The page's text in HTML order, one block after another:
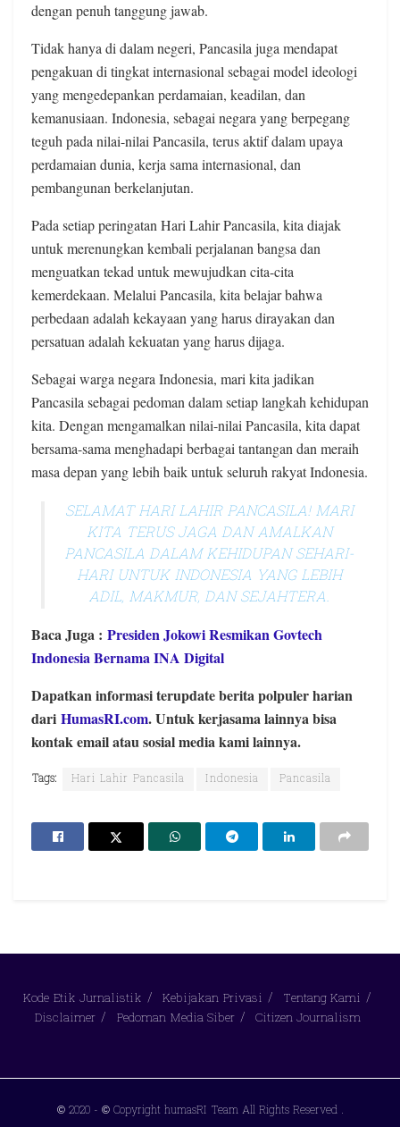
dengan penuh tanggung jawab.
Tidak hanya di dalam negeri, Pancasila juga mendapat
pengakuan di tingkat internasional sebagai model ideologi
yang mengedepankan perdamaian, keadilan, dan
kemanusiaan. Indonesia, sebagai negara yang berpegang
teguh pada nilai-nilai Pancasila, terus aktif dalam upaya
perdamaian dunia, kerja sama internasional, dan
pembangunan berkelanjutan.
Pada setiap peringatan Hari Lahir Pancasila, kita diajak
untuk merenungkan kembali perjalanan bangsa dan
menguatkan tekad untuk mewujudkan cita-cita
kemerdekaan. Melalui Pancasila, kita belajar bahwa
perbedaan adalah kekayaan yang harus dirayakan dan
persatuan adalah kekuatan yang harus dijaga.
Sebagai warga negara Indonesia, mari kita jadikan
Pancasila sebagai pedoman dalam setiap langkah kehidupan
kita. Dengan mengamalkan nilai-nilai Pancasila, kita dapat
bersama-sama menghadapi berbagai tantangan dan meraih
masa depan yang lebih baik untuk seluruh rakyat Indonesia.
SELAMAT HARI LAHIR PANCASILA! MARI
KITA TERUS JAGA DAN AMALKAN
PANCASILA DALAM KEHIDUPAN SEHARI-
HARI UNTUK INDONESIA YANG LEBIH
ADIL, MAKMUR, DAN SEJAHTERA.
Baca Juga : Presiden Jokowi Resmikan Govtech
Indonesia Bernama INA Digital
Dapatkan informasi terupdate berita polpuler harian
dari HumasRI.com. Untuk kerjasama lainnya bisa
kontak email atau sosial media kami lainnya.
Tags: Hari Lahir Pancasila Indonesia Pancasila
Kode Etik Jurnalistik Kebijakan Privasi
Tentang Kami
Disclaimer
Pedoman Media Siber Citizen Journalism
© 2020 - © Copyright humasRI Team All Rights Reserved .